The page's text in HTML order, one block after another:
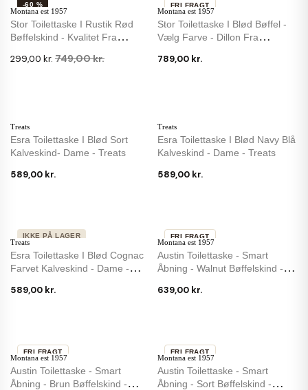
Montana est 1957
Stor Toilettaske I Rustik Rød
Bøffelskind - Kvalitet Fra
299,00 kr. 749,00 kr.
-60 %
Montana est 1957
Stor Toilettaske I Blød Bøffel -
Vælg Farve - Dillon Fra
789,00 kr.
FRI FRAGT
Treats
Esra Toilettaske I Blød Sort
Kalveskind- Dame - Treats
589,00 kr.
Treats
Esra Toilettaske I Blød Navy Blå
Kalveskind - Dame - Treats
589,00 kr.
Treats
Esra Toilettaske I Blød Cognac
Farvet Kalveskind - Dame -
589,00 kr.
IKKE PÅ LAGER
Montana est 1957
Austin Toilettaske - Smart
Åbning - Walnut Bøffelskind -
639,00 kr.
FRI FRAGT
Montana est 1957
Austin Toilettaske - Smart
Åbning - Brun Bøffelskind -
IKKE PÅ LAGER
FRI FRAGT
Montana est 1957
Austin Toilettaske - Smart
Åbning - Sort Bøffelskind -
FRI FRAGT